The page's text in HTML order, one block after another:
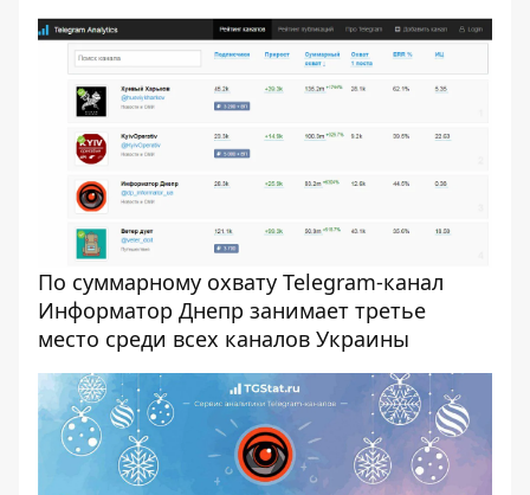
По суммарному охвату Telegram-канал
Информатор Днепр занимает третье
место среди всех каналов Украины